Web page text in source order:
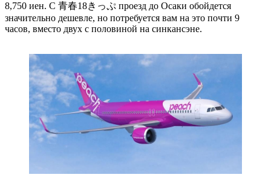
8,750 иен. С 青春18きっぷ проезд до Осаки обойдется
значительно дешевле, но потребуется вам на это почти 9
часов, вместо двух с половиной на синкансэне.